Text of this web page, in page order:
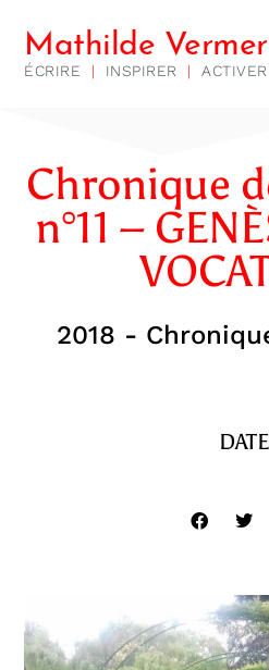
Mathilde Vermer
ÉCRIRE | INSPIRER | ACTIVER
Chronique
n°11 –
2018 -
DATE